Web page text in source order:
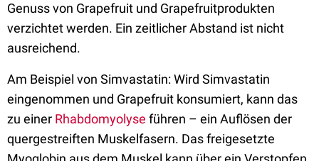
Genuss von Grapefruit und Grapefruitprodukten
verzichtet werden. Ein zeitlicher Abstand ist nicht
ausreichend.
Am Beispiel von Simvastatin:Wird Simvastatin
eingenommen und Grapefruit konsumiert, kann das
zu einer Rhabdomyolyse führen – ein Auflösen der
quergestreiften Muskelfasern. Das freigesetzte